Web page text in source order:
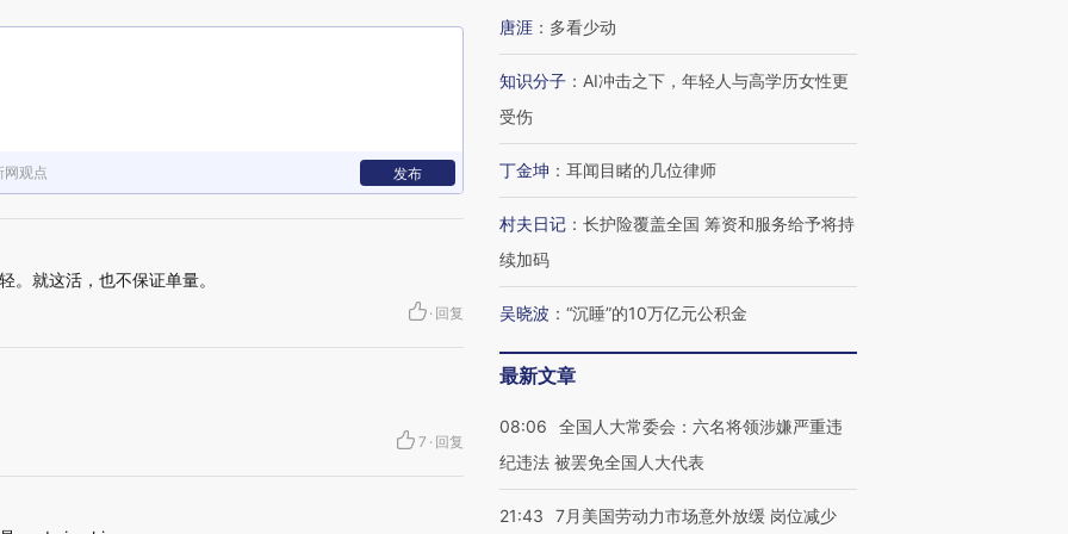
网观点 发布
。就这活，也不保证单量。
· 回复
7 · 回复
唐涯 ： 多看少动
知识分子 ： AI冲击之下，年轻人与高学历女性更
受伤
丁金坤 ： 耳闻目睹的几位律师
村夫日记 ： 长护险覆盖全国 筹资和服务给予将持
续加码
吴晓波 ： “沉睡”的10万亿元公积金
最新文章
08:06
全国人大常委会：六名将领涉嫌严重违
纪违法 被罢免全国人大代表
21:43 7月美国劳动力市场意外放缓 岗位减少